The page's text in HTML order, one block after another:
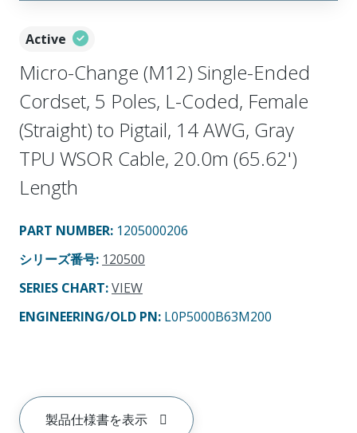
Active
Micro-Change (M12) Single-Ended
Cordset, 5 Poles, L-Coded, Female
(Straight) to Pigtail, 14 AWG, Gray
TPU WSOR Cable, 20.0m (65.62')
Length
PART NUMBER: 1205000206
シリーズ番号: 120500
SERIES CHART:VIEW
ENGINEERING/OLD PN: L0P5000B63M200
製品仕様書を表示